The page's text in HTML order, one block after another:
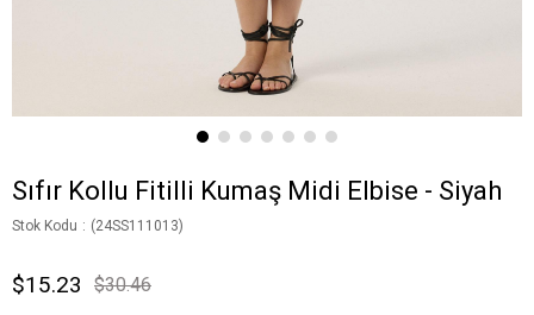
Sıfır Kollu Fitilli Kumaş Midi Elbise - Siyah
Stok Kodu (24SS111013)
$30.46
$15.23